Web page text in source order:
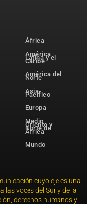
África
América
Latina y el
Caribe
América del
Norte
Asia-
Pacífico
Europa
Medio
Oriente y
Norte de
África
Mundo
cuyo eje es una
las voces del Sur y de la
derechos humanos y